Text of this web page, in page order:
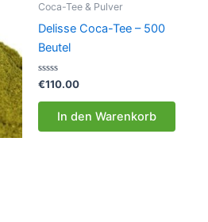
Coca-Tee & Pulver
Delisse Coca-Tee – 500
Beutel
Bewertet
mit
0
€110.00
In den Warenkorb